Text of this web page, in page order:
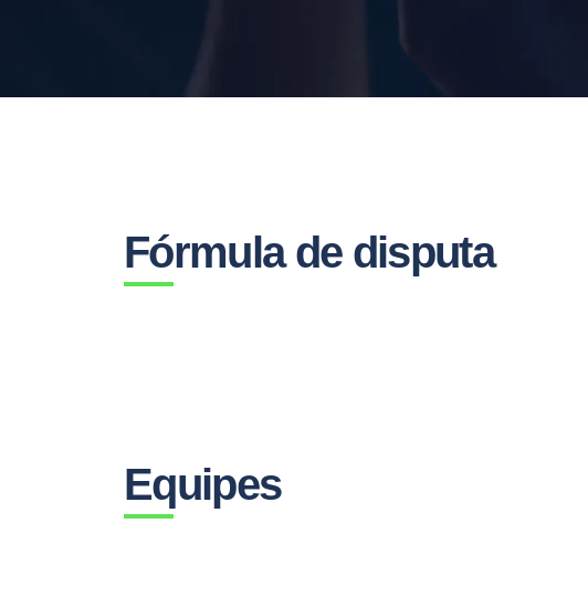
Fórmula de disputa
Equipes